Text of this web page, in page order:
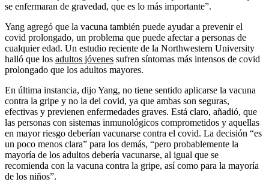
se enfermaran de gravedad, que es lo más importante”.
Yang agregó que la vacuna también puede ayudar a prevenir el
covid prolongado, un problema que puede afectar a personas de
cualquier edad. Un estudio reciente de la Northwestern University
halló que los adultos jóvenes sufren síntomas más intensos de covid
prolongado que los adultos mayores.
En última instancia, dijo Yang, no tiene sentido aplicarse la vacuna
contra la gripe y no la del covid, ya que ambas son seguras,
efectivas y previenen enfermedades graves. Está claro, añadió, que
las personas con sistemas inmunológicos comprometidos y aquellas
en mayor riesgo deberían vacunarse contra el covid. La decisión “es
un poco menos clara” para los demás, “pero probablemente la
mayoría de los adultos debería vacunarse, al igual que se
recomienda con la vacuna contra la gripe, así como para la mayoría
de los niños”.